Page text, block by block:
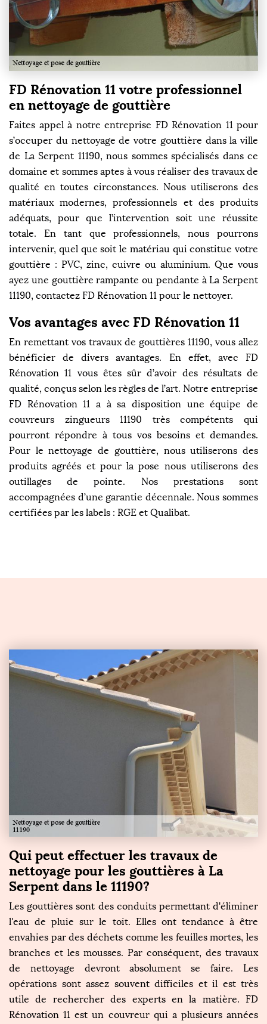
FD Rénovation 11 votre professionnel
en nettoyage de gouttière
Faites appel à notre entreprise FD Rénovation 11 pour
s’occuper du nettoyage de votre gouttière dans la ville
de La Serpent 11190, nous sommes spécialisés dans ce
domaine et sommes aptes à vous réaliser des travaux de
qualité en toutes circonstances. Nous utiliserons des
matériaux modernes, professionnels et des produits
adéquats, pour que l’intervention soit une réussite
totale. En tant que professionnels, nous pourrons
intervenir, quel que soit le matériau qui constitue votre
gouttière : PVC, zinc, cuivre ou aluminium. Que vous
ayez une gouttière rampante ou pendante à La Serpent
11190, contactez FD Rénovation 11 pour le nettoyer.
Vos avantages avec FD Rénovation 11
En remettant vos travaux de gouttières 11190, vous allez
bénéficier de divers avantages. En effet, avec FD
Rénovation 11 vous êtes sûr d’avoir des résultats de
qualité, conçus selon les règles de l’art. Notre entreprise
FD Rénovation 11 a à sa disposition une équipe de
couvreurs zingueurs 11190 très compétents qui
pourront répondre à tous vos besoins et demandes.
Pour le nettoyage de gouttière, nous utiliserons des
produits agréés et pour la pose nous utiliserons des
outillages de pointe. Nos prestations sont
accompagnées d’une garantie décennale. Nous sommes
certifiées par les labels : RGE et Qualibat.
Qui peut effectuer les travaux de
nettoyage pour les gouttières à La
Serpent dans le 11190?
Les gouttières sont des conduits permettant d'éliminer
l'eau de pluie sur le toit. Elles ont tendance à être
envahies par des déchets comme les feuilles mortes, les
branches et les mousses. Par conséquent, des travaux
de nettoyage devront absolument se faire. Les
opérations sont assez souvent difficiles et il est très
utile de rechercher des experts en la matière. FD
Rénovation 11 est un couvreur qui a plusieurs années